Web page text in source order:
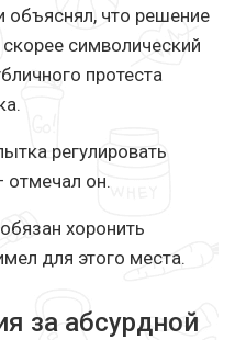
что решение
символический
протеста
регулировать
отмечал он.
хоронить
для этого места.
за абсурдной